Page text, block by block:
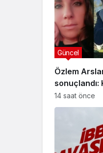
Özlem
sonuçlandı:
indirimsiz
müebbet
Güncel
14 saat önce